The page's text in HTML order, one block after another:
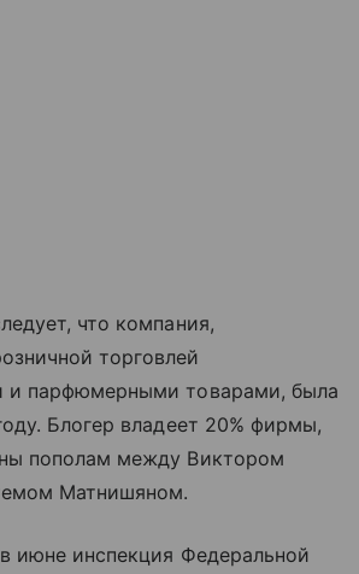
что компания,
торговлей
и парфюмерными товарами, была
Блогер владеет 20% фирмы,
пополам между Виктором
Матнишяном.
июне инспекция Федеральной